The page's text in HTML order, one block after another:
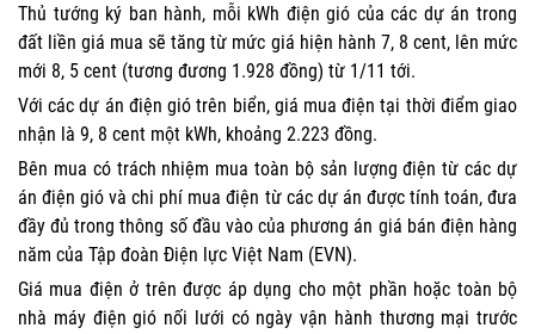
Thủ tướng ký ban hành, mỗi kWh điện gió của các dự án trong
đất liền giá mua sẽ tăng từ mức giá hiện hành 7, 8 cent, lên mức
mới 8, 5 cent (tương đương 1.928 đồng) từ 1/11 tới.
Với các dự án điện gió trên biển, giá mua điện tại thời điểm giao
nhận là 9, 8 cent một kWh, khoảng 2.223 đồng.
Bên mua có trách nhiệm mua toàn bộ sản lượng điện từ các dự
án điện gió và chi phí mua điện từ các dự án được tính toán, đưa
đầy đủ trong thông số đầu vào của phương án giá bán điện hàng
năm của Tập đoàn Điện lực Việt Nam (EVN).
Giá mua điện ở trên được áp dụng cho một phần hoặc toàn bộ
nhà máy điện gió nối lưới có ngày vận hành thương mại trước